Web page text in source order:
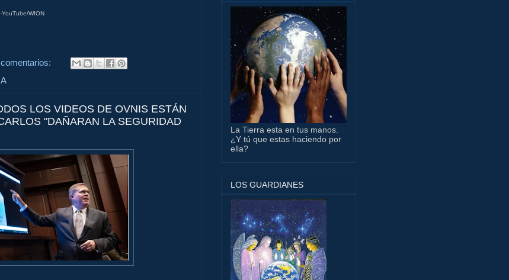
-YouTube/WION
LOS VIDEOS DE OVNIS ESTÁN
"DAÑARAN LA SEGURIDAD
La Tierra esta en tus manos.
¿Y tú que estas haciendo por
ella?
LOS GUARDIANES